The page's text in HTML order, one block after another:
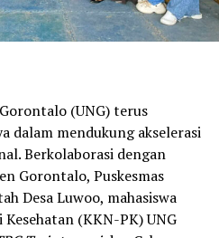
(UNG) terus
dalam mendukung akselerasi
Berkolaborasi dengan
Gorontalo, Puskesmas
Desa Luwoo, mahasiswa
(KKN-PK) UNG